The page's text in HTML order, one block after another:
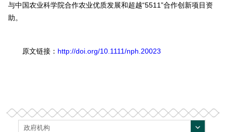
与中国农业科学院合作农业优质发展和超越“5511”合作创新项目资
助。
原文链接： http://doi.org/10.1111/nph.20023
政府机构